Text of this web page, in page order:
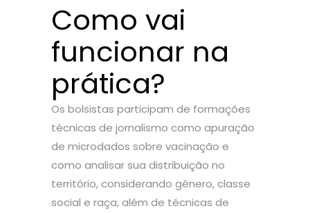
Como vai
funcionar na
prática?
Os bolsistas participam de formações
técnicas de jornalismo como apuração
de microdados sobre vacinação e
como analisar sua distribuição no
território, considerando gênero, classe
social e raça, além de técnicas de